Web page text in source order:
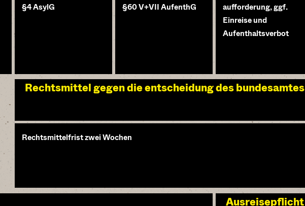
§4 AsylG
§60 V+VII AufenthG
aufforderung, ggf.
Einreise und
Aufenthaltsverbot
Rechtsmittel gegen die entscheidung des bundesamtes
Rechtsmittelfrist zwei Wochen
Ausreisepflicht